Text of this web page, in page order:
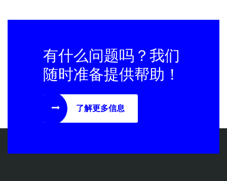
有什么问题吗？我们
随时准备提供帮助！
了解更多信息